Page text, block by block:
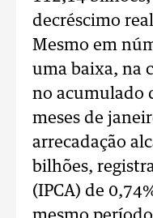
decréscimo
Mesmo em
uma baixa, na
no acumulado
meses de
arrecadação
bilhões,
(IPCA) de